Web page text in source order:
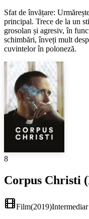
Sfat de învățare:
principal. Trece de la un
grosolan și agresiv, în
schimbări, înveți mult
cuvintelor în poloneză.
8
Corpus Christi
Film(2019)Intermediar